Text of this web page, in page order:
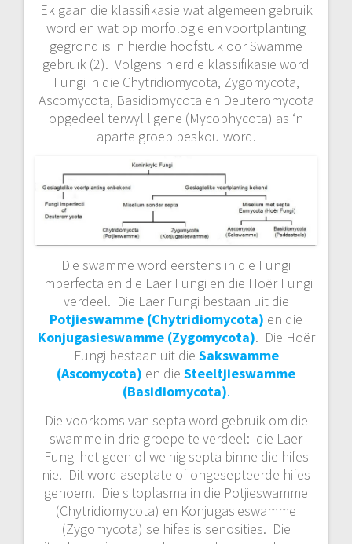
Ek gaan die klassifikasie wat algemeen gebruik
word en wat op morfologie en voortplanting
gegrond is in hierdie hoofstuk oor Swamme
gebruik (2). Volgens hierdie klassifikasie word
Fungi in die Chytridiomycota, Zygomycota,
Ascomycota, Basidiomycota en Deuteromycota
opgedeel terwyl ligene (Mycophycota) as ‘n
aparte groep beskou word.
Die swamme word eerstens in die Fungi
Imperfecta en die Laer Fungi en die Hoër Fungi
verdeel. Die Laer Fungi bestaan uit die
Potjieswamme (Chytridiomycota) en die
Konjugasieswamme (Zygomycota). Die Hoër
Fungi bestaan uit die Sakswamme
(Ascomycota) en die Steeltjieswamme
(Basidiomycota).
Die voorkoms van septa word gebruik om die
swamme in drie groepe te verdeel: die Laer
Fungi het geen of weinig septa binne die hifes
nie. Dit word aseptate of ongesepteerde hifes
genoem. Die sitoplasma in die Potjieswamme
(Chytridiomycota) en Konjugasieswamme
(Zygomycota) se hifes is senosities. Die